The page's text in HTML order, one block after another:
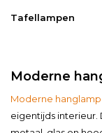
Tafellampen
Moderne
Moderne
eigentijds interieur.